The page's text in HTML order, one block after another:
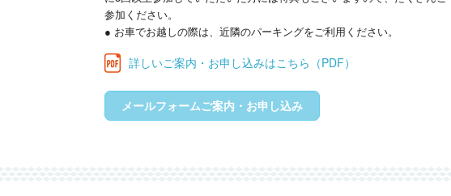
参加ください。
● お車でお越しの際は、近隣のパーキングをご利用ください。
詳しいご案内・お申し込みはこちら（PDF）
メールフォームご案内・お申し込み